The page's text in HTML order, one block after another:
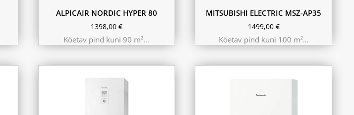
ALPICAIR NORDIC HYPER 80
1398,00 €
Köetav pind kuni 90 m²…
MITSUBISHI ELECTRIC MSZ-AP35
1499,00 €
Köetav pind kuni 100 m²…